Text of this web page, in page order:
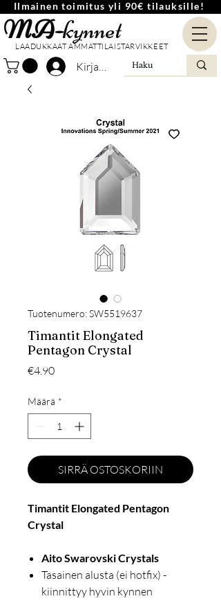
Ilmainen toimitus yli 90€ tilauksille!
MA-kynnet
LAADUKKAAT AMMATTILAISTARVIKKEET
Kirjaudu
Tuotenumero: SW5519637
Timantit Elongated
Pentagon Crystal
€4.90Hinta
Määrä *
SIRRÄ OSTOSKORIIN
Timantit Elongated Pentagon
Crystal
Aito Swarovski Crystals
Tasainen alusta (ei hotfix) -
kiinnittyy hyvin kynnen